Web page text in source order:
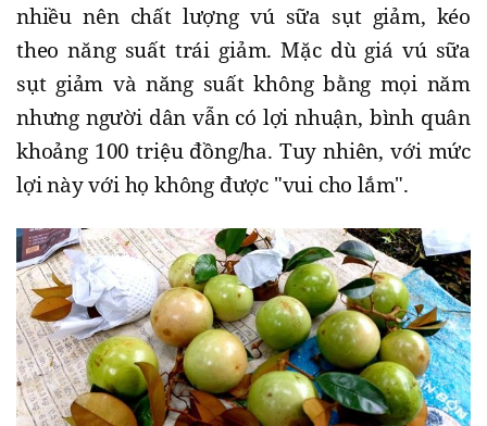
nhiều nên chất lượng vú sữa sụt giảm, kéo
theo năng suất trái giảm. Mặc dù giá vú sữa
sụt giảm và năng suất không bằng mọi năm
nhưng người dân vẫn có lợi nhuận, bình quân
khoảng 100 triệu đồng/ha. Tuy nhiên, với mức
lợi này với họ không được "vui cho lắm".